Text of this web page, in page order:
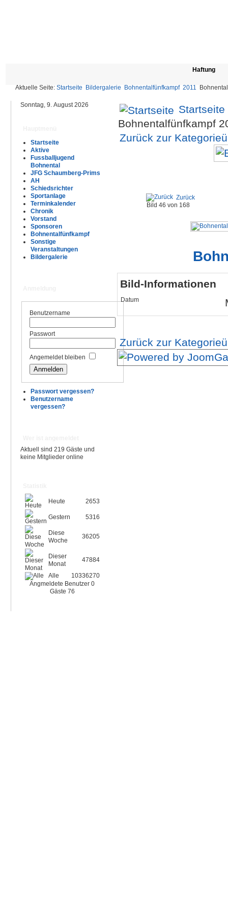
Haftung
Aktuelle Seite: Startseite Bildergalerie Bohnentalfünfkampf 2011
Sonntag, 9. August 2026
Startseite
Aktive
Fussballjugend
Bohnental
JFG Schaumberg-Prims
AH
Schiedsrichter
Sportanlage
Terminkalender
Chronik
Vorstand
Sponsoren
Bohnentalfünfkampf
Sonstige
Veranstaltungen
Bildergalerie
Benutzername
Passwort
Angemeldet bleiben
Passwort vergessen?
Benutzername
vergessen?
Aktuell sind 219 Gäste und
keine Mitglieder online
Heute 2653
Gestern 5316
Diese
Woche
36205
Dieser
Monat
47884
Alle
10336270
Angmeldete Benutzer 0
Gäste 76
Startseite
Bohnentalfünfkampf
Zurück zur
Zurück
Bild 46 von 168
Bild-Informationen
Datum
Zurück zur